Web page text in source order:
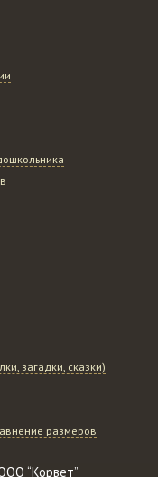
загадки, сказки)
размеров
“Корвет”